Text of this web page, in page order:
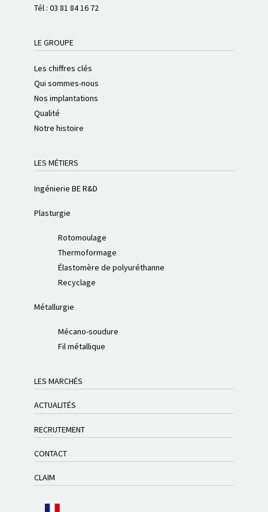
Tél :03 81 84 16 72
LE GROUPE
Les chiffres clés
Qui sommes-nous
Nos implantations
Qualité
Notre histoire
LES MÉTIERS
Ingénierie BE R&D
Plasturgie
Rotomoulage
Thermoformage
Élastomère de polyuréthanne
Recyclage
Métallurgie
Mécano-soudure
Fil métallique
LES MARCHÉS
ACTUALITÉS
RECRUTEMENT
CONTACT
CLAIM